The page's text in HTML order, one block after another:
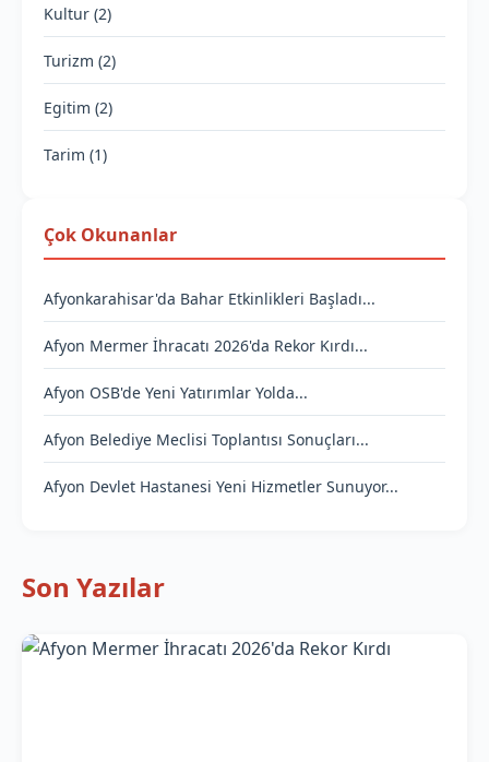
Kultur (2)
Turizm (2)
Egitim (2)
Tarim (1)
Çok Okunanlar
Afyonkarahisar'da Bahar Etkinlikleri Başladı...
Afyon Mermer İhracatı 2026'da Rekor Kırdı...
Afyon OSB'de Yeni Yatırımlar Yolda...
Afyon Belediye Meclisi Toplantısı Sonuçları...
Afyon Devlet Hastanesi Yeni Hizmetler Sunuyor...
Son Yazılar